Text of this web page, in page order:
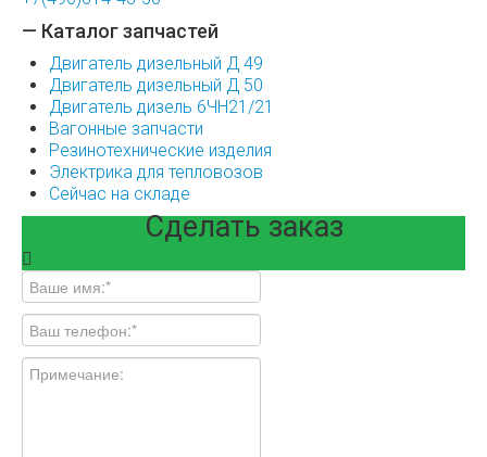
— Каталог запчастей
Двигатель дизельный Д 49
Двигатель дизельный Д 50
Двигатель дизель 6ЧН21/21
Вагонные запчасти
Резинотехнические изделия
Электрика для тепловозов
Сейчас на складе
Сделать заказ